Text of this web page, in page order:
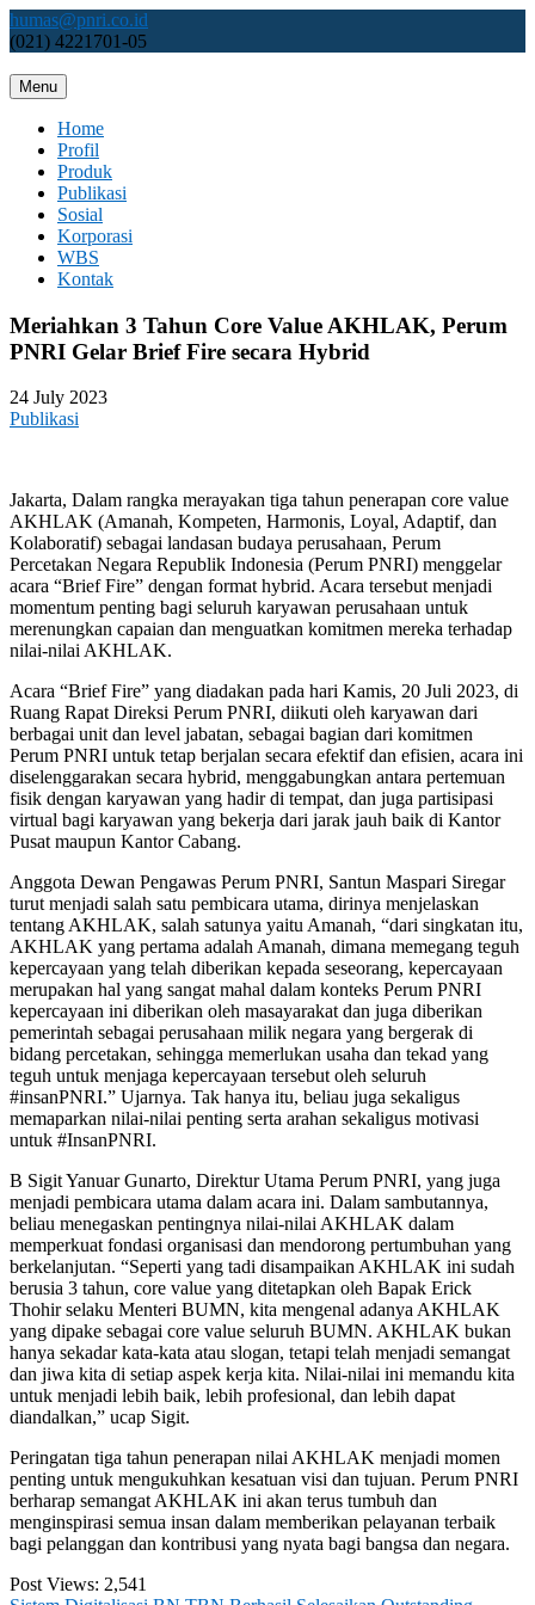
Skip
to
humas@pnri.co.id
(021) 4221701-05
Perum PNRI
Menu
Home
Profil
Produk
Publikasi
Sosial
Korporasi
WBS
Kontak
Meriahkan 3 Tahun Core Value AKHLAK, Perum
PNRI Gelar Brief Fire secara Hybrid
24 July 2023
Publikasi
Jakarta, Dalam rangka merayakan tiga tahun penerapan core value
AKHLAK (Amanah, Kompeten, Harmonis, Loyal, Adaptif, dan
Kolaboratif) sebagai landasan budaya perusahaan, Perum
Percetakan Negara Republik Indonesia (Perum PNRI) menggelar
acara “Brief Fire” dengan format hybrid. Acara tersebut menjadi
momentum penting bagi seluruh karyawan perusahaan untuk
merenungkan capaian dan menguatkan komitmen mereka terhadap
nilai-nilai AKHLAK.
Acara “Brief Fire” yang diadakan pada hari Kamis, 20 Juli 2023, di
Ruang Rapat Direksi Perum PNRI, diikuti oleh karyawan dari
berbagai unit dan level jabatan, sebagai bagian dari komitmen
Perum PNRI untuk tetap berjalan secara efektif dan efisien, acara ini
diselenggarakan secara hybrid, menggabungkan antara pertemuan
fisik dengan karyawan yang hadir di tempat, dan juga partisipasi
virtual bagi karyawan yang bekerja dari jarak jauh baik di Kantor
Pusat maupun Kantor Cabang.
Anggota Dewan Pengawas Perum PNRI, Santun Maspari Siregar
turut menjadi salah satu pembicara utama, dirinya menjelaskan
tentang AKHLAK, salah satunya yaitu Amanah, “dari singkatan itu,
AKHLAK yang pertama adalah Amanah, dimana memegang teguh
kepercayaan yang telah diberikan kepada seseorang, kepercayaan
merupakan hal yang sangat mahal dalam konteks Perum PNRI
kepercayaan ini diberikan oleh masayarakat dan juga diberikan
pemerintah sebagai perusahaan milik negara yang bergerak di
bidang percetakan, sehingga memerlukan usaha dan tekad yang
teguh untuk menjaga kepercayaan tersebut oleh seluruh
#insanPNRI.” Ujarnya. Tak hanya itu, beliau juga sekaligus
memaparkan nilai-nilai penting serta arahan sekaligus motivasi
untuk #InsanPNRI.
B Sigit Yanuar Gunarto, Direktur Utama Perum PNRI, yang juga
menjadi pembicara utama dalam acara ini. Dalam sambutannya,
beliau menegaskan pentingnya nilai-nilai AKHLAK dalam
memperkuat fondasi organisasi dan mendorong pertumbuhan yang
berkelanjutan. “Seperti yang tadi disampaikan AKHLAK ini sudah
berusia 3 tahun, core value yang ditetapkan oleh Bapak Erick
Thohir selaku Menteri BUMN, kita mengenal adanya AKHLAK
yang dipake sebagai core value seluruh BUMN. AKHLAK bukan
hanya sekadar kata-kata atau slogan, tetapi telah menjadi semangat
dan jiwa kita di setiap aspek kerja kita. Nilai-nilai ini memandu kita
untuk menjadi lebih baik, lebih profesional, dan lebih dapat
diandalkan,” ucap Sigit.
Peringatan tiga tahun penerapan nilai AKHLAK menjadi momen
penting untuk mengukuhkan kesatuan visi dan tujuan. Perum PNRI
berharap semangat AKHLAK ini akan terus tumbuh dan
menginspirasi semua insan dalam memberikan pelayanan terbaik
bagi pelanggan dan kontribusi yang nyata bagi bangsa dan negara.
Post Views: 2,541